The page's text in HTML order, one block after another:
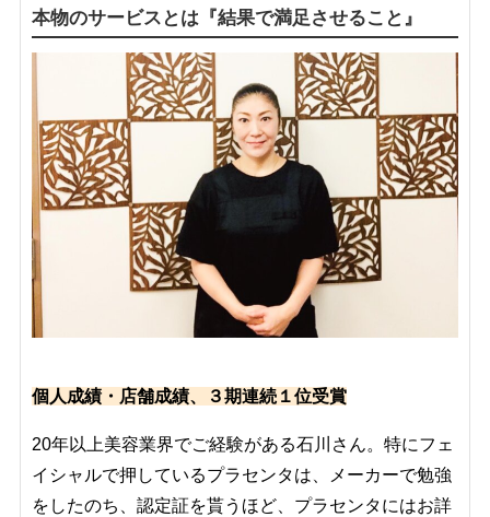
本物のサービスとは『結果で満足させること』
個人成績・店舗成績、３期連続１位受賞
20年以上美容業界でご経験がある石川さん。特にフェ
イシャルで押しているプラセンタは、メーカーで勉強
をしたのち、認定証を貰うほど、プラセンタにはお詳